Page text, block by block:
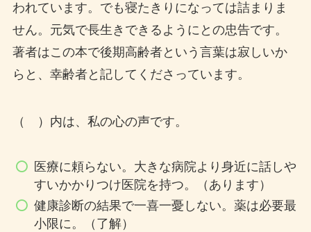
われています。でも寝たきりになっては詰まりま
せん。元気で長生きできるようにとの忠告です。
著者はこの本で後期高齢者という言葉は寂しいか
らと、幸齢者と記してくださっています。
（ ）内は、私の心の声です。
医療に頼らない。大きな病院より身近に話しや
すいかかりつけ医院を持つ。（あります）
健康診断の結果で一喜一憂しない。薬は必要最
小限に。（了解）